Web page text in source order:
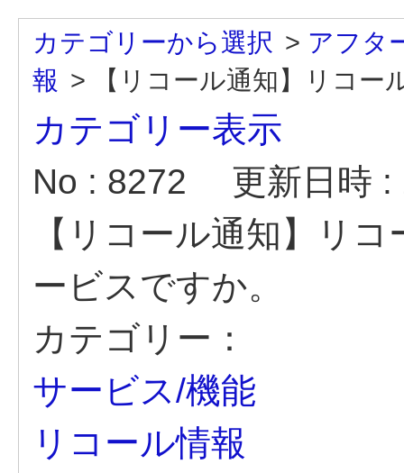
カテゴリーから選択 > アフタ
報 > 【リコール通知】リコー
カテゴリー表示
No : 8272
更新日時
【リコール通知】リ
ービスですか。
カテゴリー：
サービス/機能
リコール情報